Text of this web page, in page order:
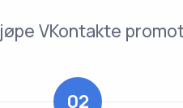
VKontakte
02